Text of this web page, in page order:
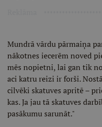
Mundrā vārdu pārmaiņa
nākotnes iecerēm noved
mēs nopietni, lai gan tik
aci katru reizi ir forši.
cilvēki skatuves apritē –
kas. Ja jau tā skatuves
pasākumu sarunāt."